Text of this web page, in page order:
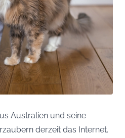
Australien und seine
derzeit das Internet.